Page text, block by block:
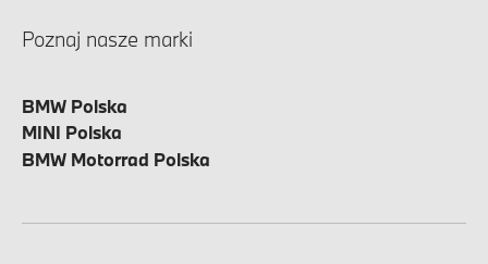
Poznaj nasze marki
BMW Polska
MINI Polska
BMW Motorrad Polska